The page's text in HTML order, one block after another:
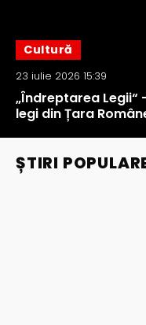
Cultură
23 iulie 2026 15:39
„Îndreptarea Legii“
legi din Țara
ȘTIRI